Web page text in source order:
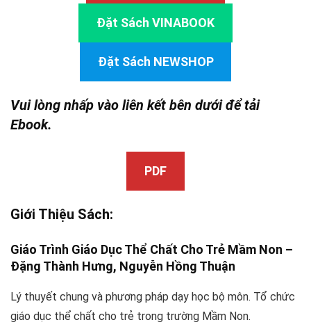
Đặt Sách VINABOOK
Đặt Sách NEWSHOP
Vui lòng nhấp vào liên kết bên dưới để tải
Ebook.
PDF
Giới Thiệu Sách:
Giáo Trình Giáo Dục Thể Chất Cho Trẻ Mầm Non –
Đặng Thành Hưng, Nguyễn Hồng Thuận
Lý thuyết chung và phương pháp dạy học bộ môn. Tổ chức
giáo dục thể chất cho trẻ trong trường Mầm Non.